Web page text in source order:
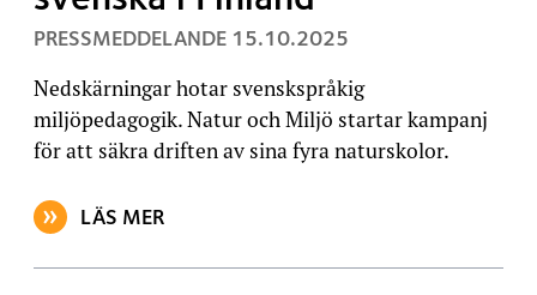
PRESSMEDDELANDE , PUBLICERAT:
15.10.2025
Nedskärningar hotar svenskspråkig
miljöpedagogik. Natur och Miljö startar kampanj
för att säkra driften av sina fyra naturskolor.
LÄS MER
OM ARTIKELN: NATUR OCH MILJÖ STARTAR